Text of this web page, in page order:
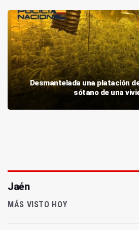
Desmantelada una platación
sótano de una
Jaén
MÁS VISTO HOY